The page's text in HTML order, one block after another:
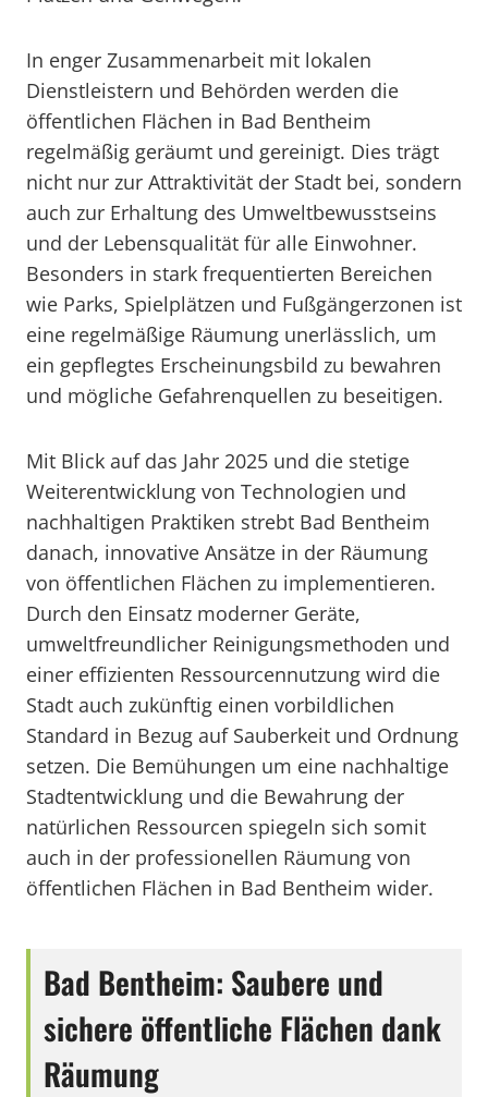
In enger Zusammenarbeit mit lokalen
Dienstleistern und Behörden werden die
öffentlichen Flächen in Bad Bentheim
regelmäßig geräumt und gereinigt. Dies trägt
nicht nur zur Attraktivität der Stadt bei, sondern
auch zur Erhaltung des Umweltbewusstseins
und der Lebensqualität für alle Einwohner.
Besonders in stark frequentierten Bereichen
wie Parks, Spielplätzen und Fußgängerzonen ist
eine regelmäßige Räumung unerlässlich, um
ein gepflegtes Erscheinungsbild zu bewahren
und mögliche Gefahrenquellen zu beseitigen.
Mit Blick auf das Jahr 2025 und die stetige
Weiterentwicklung von Technologien und
nachhaltigen Praktiken strebt Bad Bentheim
danach, innovative Ansätze in der Räumung
von öffentlichen Flächen zu implementieren.
Durch den Einsatz moderner Geräte,
umweltfreundlicher Reinigungsmethoden und
einer effizienten Ressourcennutzung wird die
Stadt auch zukünftig einen vorbildlichen
Standard in Bezug auf Sauberkeit und Ordnung
setzen. Die Bemühungen um eine nachhaltige
Stadtentwicklung und die Bewahrung der
natürlichen Ressourcen spiegeln sich somit
auch in der professionellen Räumung von
öffentlichen Flächen in Bad Bentheim wider.
Bad Bentheim: Saubere und
sichere öffentliche Flächen dank
Räumung